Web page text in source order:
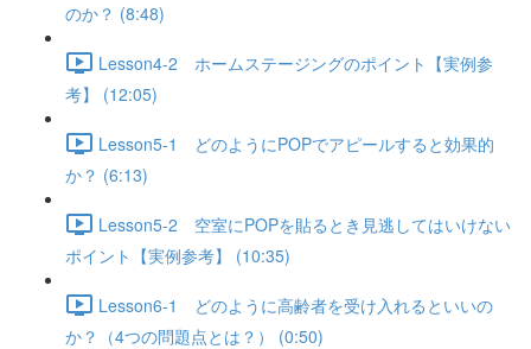
のか？ (8:48)
Lesson4-2 ホームステージングのポイント【実例参
考】 (12:05)
Lesson5-1 どのようにPOPでアピールすると効果的
か？ (6:13)
Lesson5-2 空室にPOPを貼るとき見逃してはいけない
ポイント【実例参考】 (10:35)
Lesson6-1 どのように高齢者を受け入れるといいの
か？（4つの問題点とは？） (0:50)